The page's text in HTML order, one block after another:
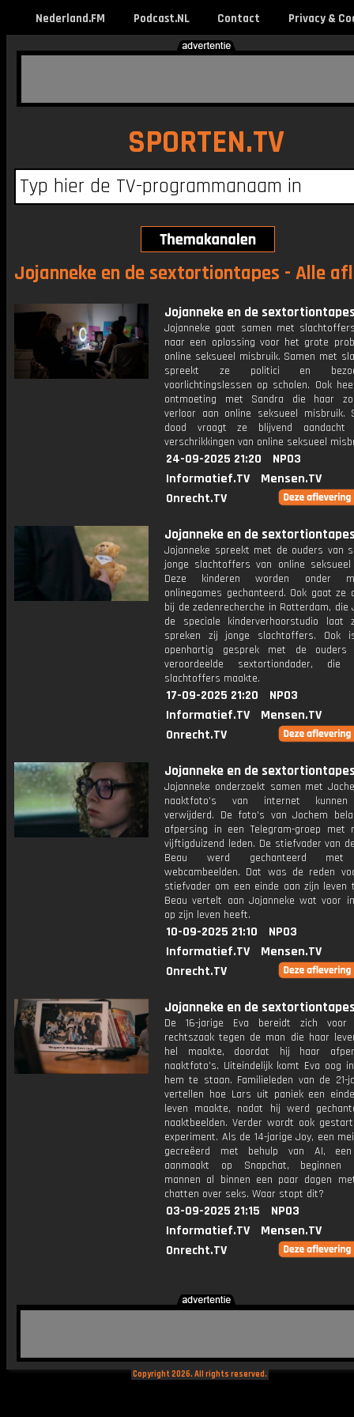
Nederland.FM Podcast.NL Contact Privacy &
SPORTEN.TV
Jojanneke en de sextortiontapes - Alle
Jojanneke en de
Jojanneke gaat samen met
naar een oplossing voor het grote
online seksueel misbruik. Samen met
spreekt ze politici en
voorlichtingslessen op scholen. Ook
ontmoeting met Sandra die haar
verloor aan online seksueel misbruik.
dood vraagt ze blijvend
verschrikkingen van online seksueel
24-09-2025 21:20
NPO3
Informatief.TV
Mensen.TV
Onrecht.TV
Jojanneke en de
Jojanneke spreekt met de ouders van
jonge slachtoffers van online seksueel
Deze kinderen worden onder
onlinegames gechanteerd. Ook gaat ze
bij de zedenrecherche in Rotterdam, die
de speciale kinderverhoorstudio laat
spreken zij jonge slachtoffers. Ook
openhartig gesprek met de ouders
veroordeelde sextortiondader, die
slachtoffers maakte.
17-09-2025 21:20
NPO3
Informatief.TV
Mensen.TV
Onrecht.TV
Jojanneke en de
Jojanneke onderzoekt samen met
naaktfoto's van internet kunnen
verwijderd. De foto's van Jochem
afpersing in een Telegram-groep met
vijftigduizend leden. De stiefvader van
Beau werd gechanteerd met
webcambeelden. Dat was de reden
stiefvader om een einde aan zijn leven
Beau vertelt aan Jojanneke wat voor
op zijn leven heeft.
10-09-2025 21:10
NPO3
Informatief.TV
Mensen.TV
Onrecht.TV
Jojanneke en de
De 16-jarige Eva bereidt zich
rechtszaak tegen de man die haar
hel maakte, doordat hij haar
naaktfoto's. Uiteindelijk komt Eva oog
hem te staan. Familieleden van de 21-
vertellen hoe Lars uit paniek een
leven maakte, nadat hij werd
naaktbeelden. Verder wordt ook
experiment. Als de 14-jarige Joy, een
gecreëerd met behulp van AI,
aanmaakt op Snapchat, beginnen
mannen al binnen een paar dagen
chatten over seks. Waar stopt dit?
03-09-2025 21:15
NPO3
Informatief.TV
Mensen.TV
Onrecht.TV
Copyright 2026. All rights reserved.